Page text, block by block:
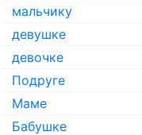
мальчику
девушке
девочке
Подруге
Маме
Бабушке